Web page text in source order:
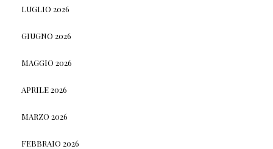
LUGLIO 2026
GIUGNO 2026
MAGGIO 2026
APRILE 2026
MARZO 2026
FEBBRAIO 2026